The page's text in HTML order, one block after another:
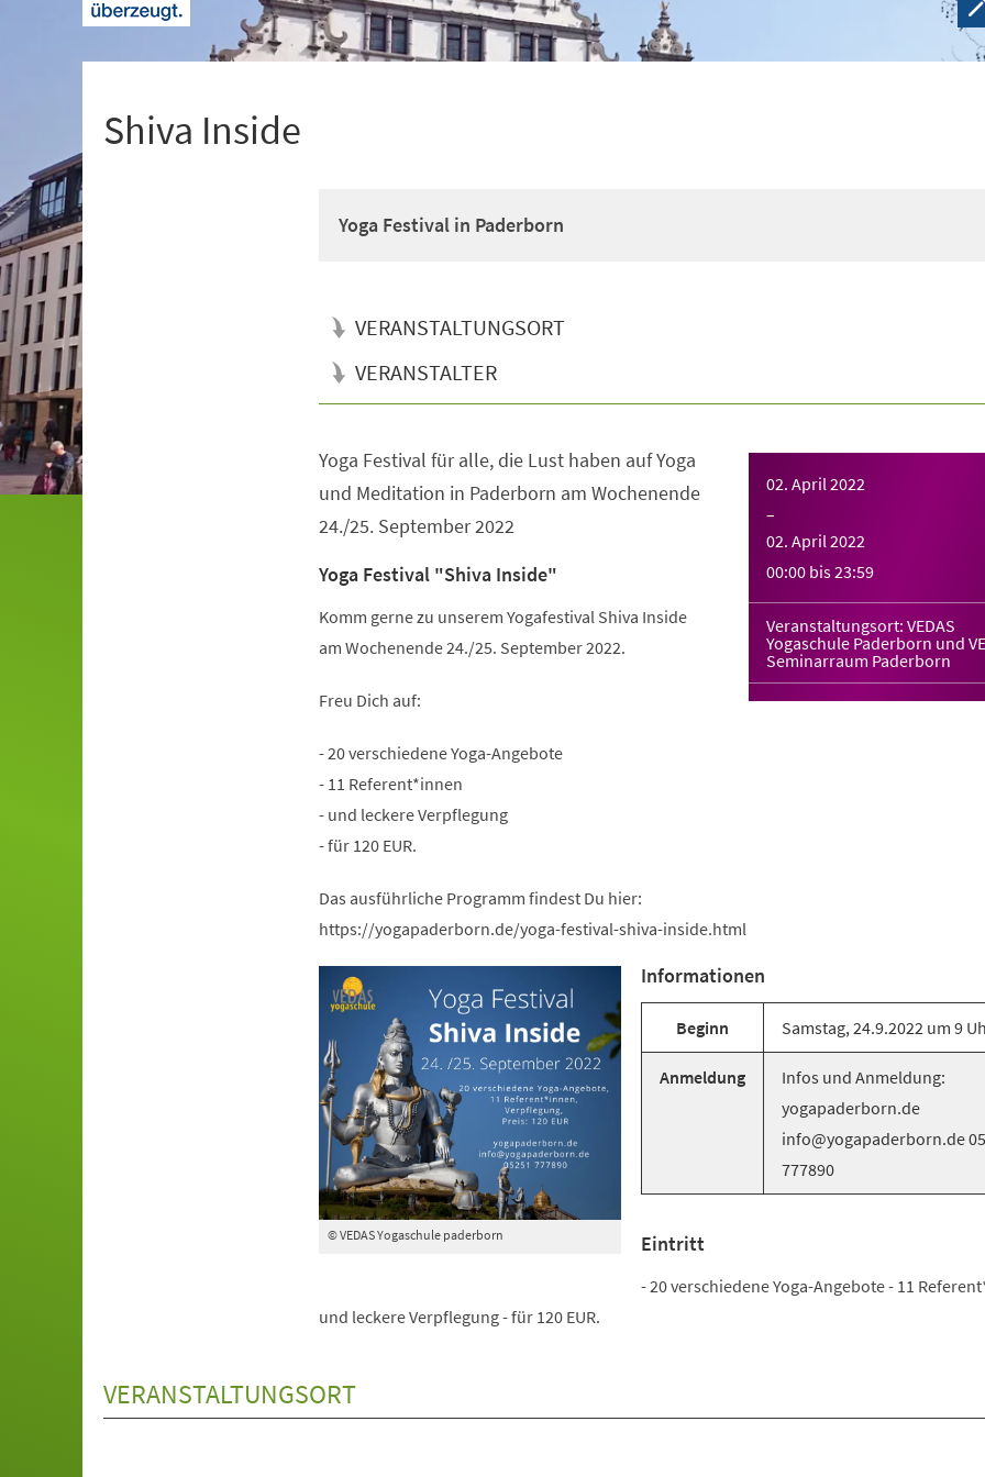
Shiva Inside
Yoga Festival in Paderborn
VERANSTALTUNGSORT
VERANSTALTER
02. April 2022
–
02. April 2022
00:00 bis23:59
Veranstaltungsort: VEDAS
Yogaschule Paderborn und
Seminarraum Paderborn
Yoga Festival für alle, die Lust haben auf Yoga
und Meditation in Paderborn am Wochenende
24./25. September 2022
Yoga Festival "Shiva Inside"
Komm gerne zu unserem Yogafestival Shiva Inside
am Wochenende 24./25. September 2022.
Freu Dich auf:
- 20 verschiedene Yoga-Angebote
- 11 Referent*innen
- und leckere Verpflegung
- für 120 EUR.
Das ausführliche Programm findest Du hier:
https://yogapaderborn.de/yoga-festival-shiva-inside.html
© VEDAS Yogaschule paderborn
Informationen
Beginn Samstag, 24.9.2022 um 9
Anmeldung
Infos und Anmeldung:
yogapaderborn.de
info@yogapaderborn.de
777890
Eintritt
- 20 verschiedene Yoga-Angebote - 11
und leckere Verpflegung - für 120 EUR.
VERANSTALTUNGSORT